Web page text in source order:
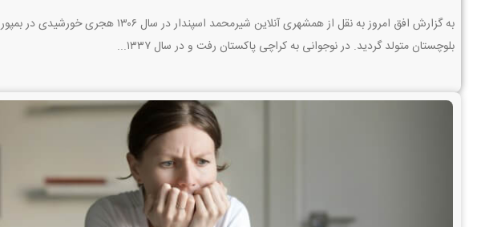
به گزارش افق امروز به نقل از همشهری آنلاین شیرمحمد اسپندار در سال ۱۳۰۶ هجری خورشیدی در بمپور
بلوچستان متولد گردید. در نوجوانی به کراچی پاکستان رفت و در سال ۱۳۳۷...